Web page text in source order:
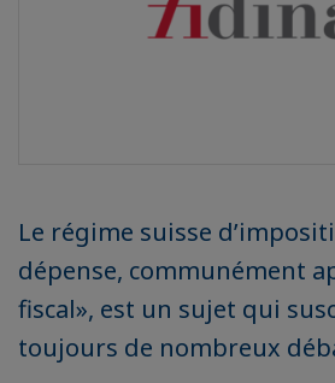
Le régime suisse
dépense, communément
fiscal», est un sujet qui
toujours de nombreux